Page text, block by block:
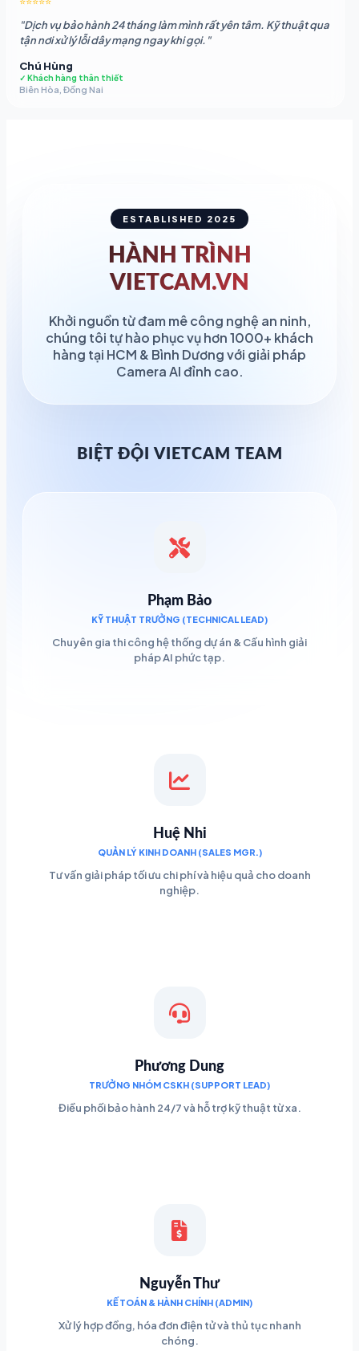
"Dịch vụ bảo hành 24 tháng làm mình rất yên tâm. Kỹ thuật qua
tận nơi xử lý lỗi dây mạng ngay khi gọi."
Chú Hùng
✓ Khách hàng thân thiết
Biên Hòa, Đồng Nai
ESTABLISHED 2025
HÀNH TRÌNH
VIETCAM.VN
Khởi nguồn từ đam mê công nghệ an ninh,
chúng tôi tự hào phục vụ hơn 1000+ khách
hàng tại HCM & Bình Dương với giải pháp
Camera AI đỉnh cao.
BIỆT ĐỘI VIETCAM TEAM
Phạm Bảo
KỸ THUẬT TRƯỞNG (TECHNICAL LEAD)
Chuyên gia thi công hệ thống dự án & Cấu hình giải
pháp AI phức tạp.
Huệ Nhi
QUẢN LÝ KINH DOANH (SALES MGR.)
Tư vấn giải pháp tối ưu chi phí và hiệu quả cho doanh
nghiệp.
Phương Dung
TRƯỞNG NHÓM CSKH (SUPPORT LEAD)
Điều phối bảo hành 24/7 và hỗ trợ kỹ thuật từ xa.
Nguyễn Thư
KẾ TOÁN & HÀNH CHÍNH (ADMIN)
Xử lý hợp đồng, hóa đơn điện tử và thủ tục nhanh
chóng.